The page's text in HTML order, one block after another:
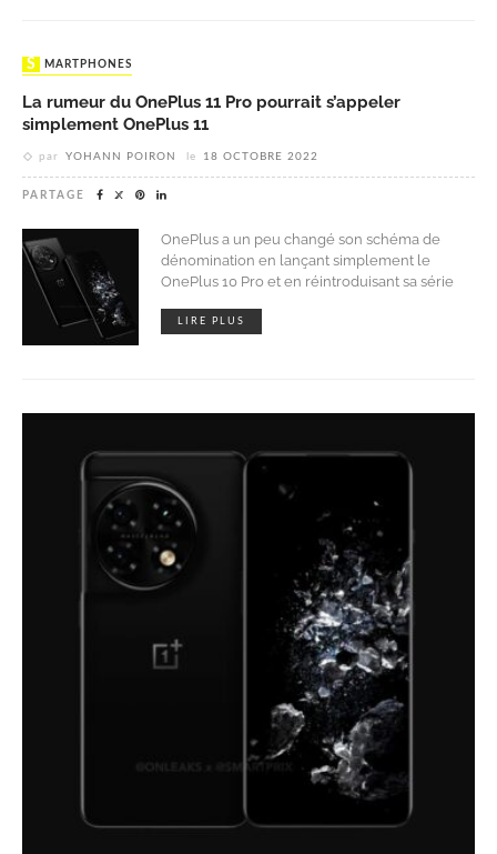
SMARTPHONES
La rumeur du OnePlus 11 Pro pourrait s’appeler
simplement OnePlus 11
par YOHANN POIRON le 18 OCTOBRE 2022
PARTAGE
OnePlus a un peu changé son schéma de
dénomination en lançant simplement le
OnePlus 10 Pro et en réintroduisant sa série
LIRE PLUS